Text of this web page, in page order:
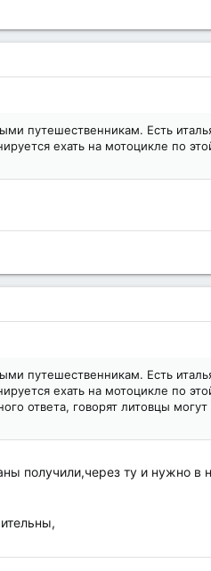
путешественникам. Есть
ехать на мотоцикле по
путешественникам. Есть
ехать на мотоцикле по
ответа, говорят литовцы
получили,через ту и нужно в